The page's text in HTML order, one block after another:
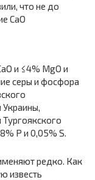
что не до
СаО
и ≤4% MgO и
серы и фосфора
Тургоякского
P и 0,05% S.
редко. Как
известь